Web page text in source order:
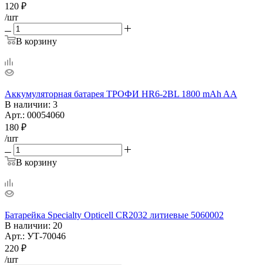
120 ₽
/шт
В корзину
Аккумуляторная батарея ТРОФИ HR6-2BL 1800 mAh AA
В наличии: 3
Арт.: 00054060
180 ₽
/шт
В корзину
Батарейка Specialty Opticell CR2032 литиевые 5060002
В наличии: 20
Арт.: УТ-70046
220 ₽
/шт